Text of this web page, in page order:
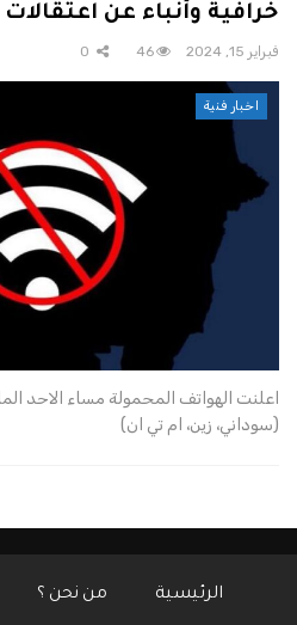
خرافية وأنباء عن
فبراير 15, 2024 46
اخبار فنية
اعلنت الهواتف المحمولة مساء الاحد
(سوداني، زين، ام تي ان)
الرئيسية من نحن ؟